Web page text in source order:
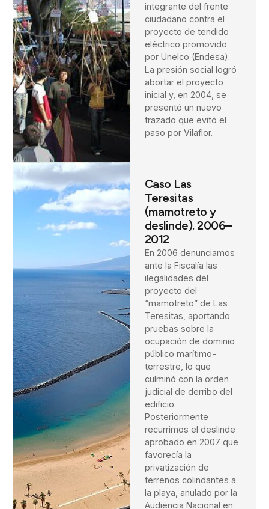
integrante del frente
ciudadano contra el
proyecto de tendido
eléctrico promovido
por Unelco (Endesa).
La presión social logró
abortar el proyecto
inicial y, en 2004, se
presentó un nuevo
trazado que evitó el
paso por Vilaflor.
Caso Las
Teresitas
(mamotreto y
deslinde). 2006–
2012
En 2006 denunciamos
ante la Fiscalía las
ilegalidades del
proyecto del
“mamotreto” de Las
Teresitas, aportando
pruebas sobre la
ocupación de dominio
público marítimo-
terrestre, lo que
culminó con la orden
judicial de derribo del
edificio.
Posteriormente
recurrimos el deslinde
aprobado en 2007 que
favorecía la
privatización de
terrenos colindantes a
la playa, anulado por la
Audiencia Nacional en